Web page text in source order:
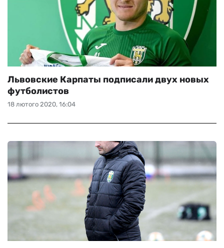
18 лютого 2020, 16:04
Львовские Карпаты подписали двух новых
футболистов